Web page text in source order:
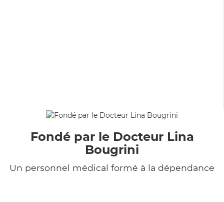
Fondé par le Docteur Lina
Bougrini
Un personnel médical formé à la dépendance